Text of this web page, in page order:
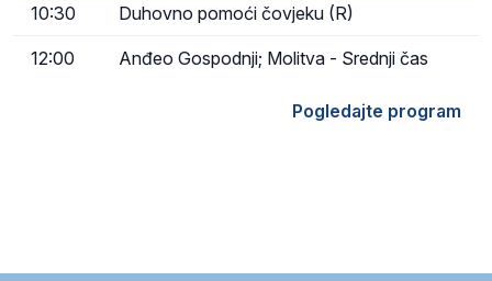
10:30 Duhovno pomoći čovjeku (R)
12:00 Anđeo Gospodnji; Molitva - Srednji čas
Pogledajte program